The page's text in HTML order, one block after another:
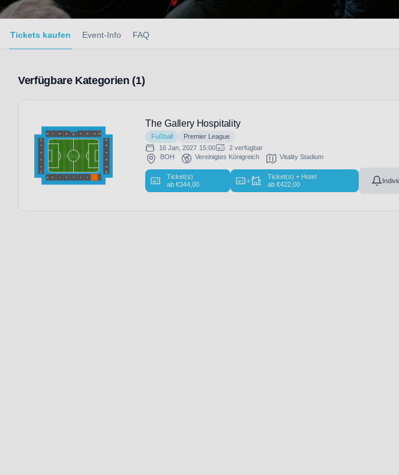
Tickets kaufen Event-Info FAQ
Verfügbare Kategorien (1)
The Gallery Hospitality
Fußball
Premier League
16 Jan, 2027 15:00
2 verfügbar
BOH
Vereinigtes Königreich Vitality Stadium
Ticket(s)
ab€344,00 +
Ticket(s) + Hotel
ab€422,00